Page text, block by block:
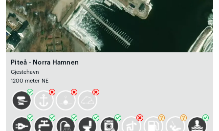
Piteå - Norra Hamnen
Gjestehavn
1200 meter NE